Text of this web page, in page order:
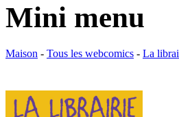
Mini menu
Maison - Tous les webcomics - La